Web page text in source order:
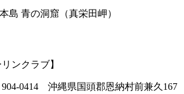
島 青の洞窟（真栄田岬）
ンクラブ】
0414 沖縄県国頭郡恩納村前兼久167